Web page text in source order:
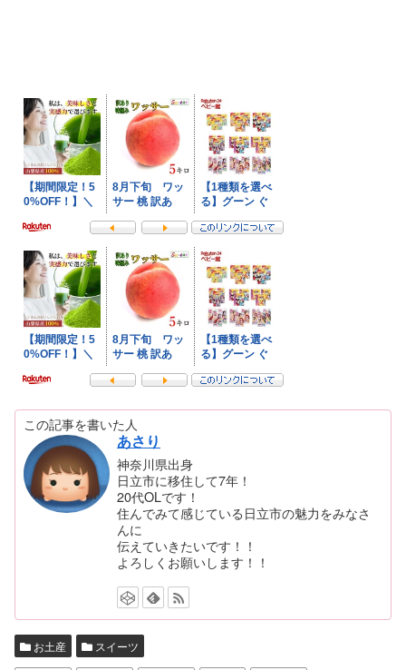
この記事を書いた人
あさり
神奈川県出身
日立市に移住して7年！
20代OLです！
住んでみて感じている日立市の魅力をみなさ
んに
伝えていきたいです！！
よろしくお願いします！！
お土産 スイーツ